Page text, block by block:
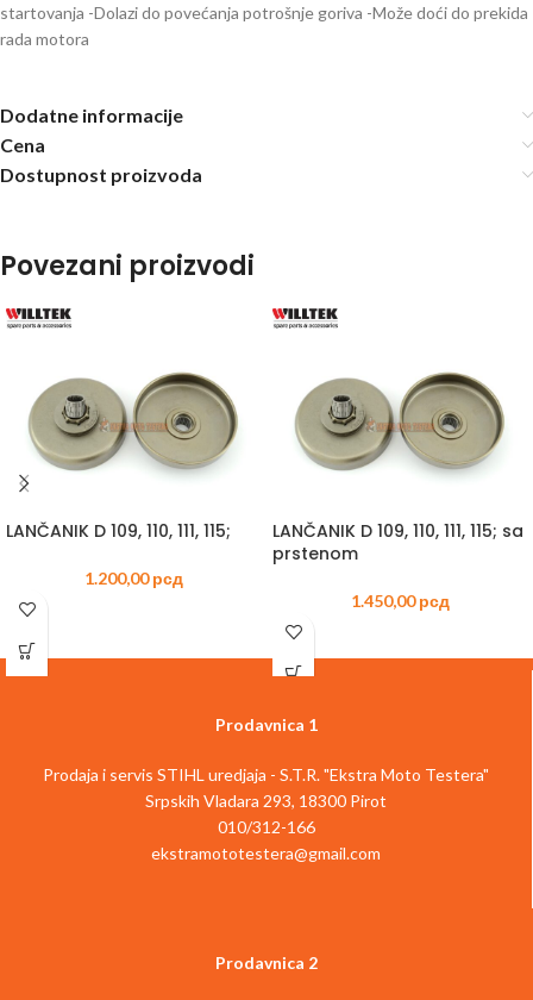
startovanja -Dolazi do povećanja potrošnje goriva -Može doći do prekida
rada motora
Dodatne informacije
Cena
Dostupnost proizvoda
Povezani proizvodi
LANČANIK D 109, 110, 111, 115;
1.200,00рсд
LANČANIK D 109, 110, 111, 115; sa
prstenom
1.450,00рсд
Prodavnica 1
Prodaja i servis STIHL uredjaja - S.T.R. "Ekstra Moto Testera"
Srpskih Vladara 293, 18300 Pirot
010/312-166
ekstramototestera@gmail.com
Prodavnica 2